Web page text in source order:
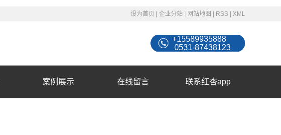
设为首页
企业分站 网站地图 RSS XML
+15589935888
0531-87438123
案例展示 在线留言 联系红杏app